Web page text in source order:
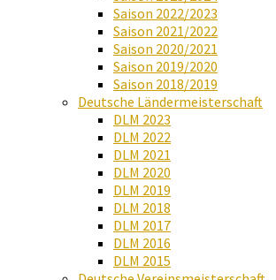
Saison 2022/2023
Saison 2021/2022
Saison 2020/2021
Saison 2019/2020
Saison 2018/2019
Deutsche Ländermeisterschaft
DLM 2023
DLM 2022
DLM 2021
DLM 2020
DLM 2019
DLM 2018
DLM 2017
DLM 2016
DLM 2015